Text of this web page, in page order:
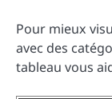
Pour mieux
avec des
tableau vous